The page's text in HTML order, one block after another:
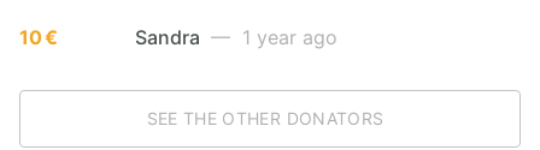
10 € Sandra — 1 year ago
SEE THE OTHER DONATORS